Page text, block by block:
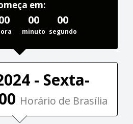
em:
00
minuto
00
segundo
- Sexta-
Horário de Brasília